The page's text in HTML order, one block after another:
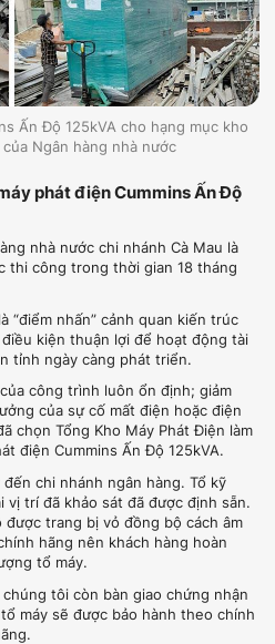
Ấn Độ 125kVA cho hạng mục kho
Ngân hàng nhà nước
phát điện Cummins Ấn Độ
nhà nước chi nhánh Cà Mau là
thi công trong thời gian 18 tháng
“điểm nhấn” cảnh quan kiến trúc
kiện thuận lợi để hoạt động tài
tỉnh ngày càng phát triển.
công trình luôn ổn định; giảm
của sự cố mất điện hoặc điện
chọn Tổng Kho Máy Phát Điện làm
điện Cummins Ấn Độ 125kVA.
chi nhánh ngân hàng. Tổ kỹ
vị trí đã khảo sát đã được định sẵn.
được trang bị vỏ đồng bộ cách âm
hãng nên khách hàng hoàn
tổ máy.
tôi còn bàn giao chứng nhận
máy sẽ được bảo hành theo chính